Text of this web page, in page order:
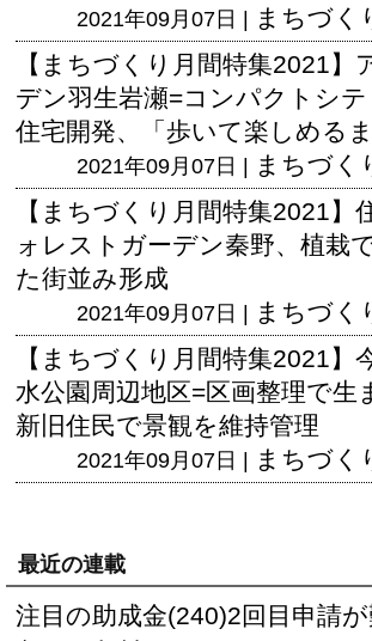
2021年09月07日 | まちづく
【まちづくり月間特集2021】
デン羽生岩瀬=コンパクトシ
住宅開発、「歩いて楽しめる
2021年09月07日 | まちづく
【まちづくり月間特集2021】
ォレストガーデン秦野、植栽
た街並み形成
2021年09月07日 | まちづく
【まちづくり月間特集2021】
水公園周辺地区=区画整理で生
新旧住民で景観を維持管理
2021年09月07日 | まちづく
最近の連載
注目の助成金(240)2回目申請